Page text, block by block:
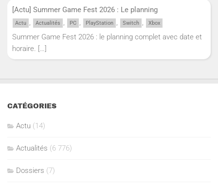
[Actu] Summer Game Fest 2026 : Le planning
Actu , Actualités , PC , PlayStation , Switch , Xbox
Summer Game Fest 2026 : le planning complet avec date et
horaire. […]
CATÉGORIES
Actu (14)
Actualités (6 776)
Dossiers (7)